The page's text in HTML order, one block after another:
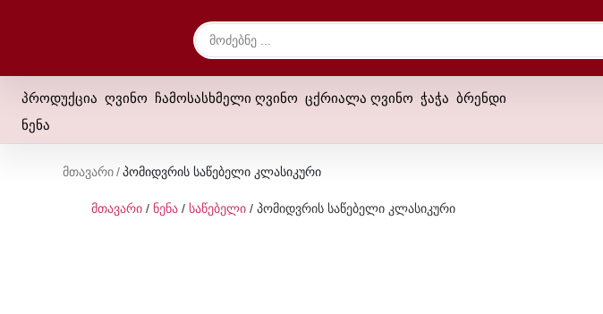
პროდუქცია ღვინო ჩამოსასხმელი ღვინო ცქრიალა ღვინო ჭაჭა ბრენდი
ნენა
Მთავარი/Პომიდვრის Საწებელი Კლასიკური
მთავარი / ნენა / საწებელი / პომიდვრის საწებელი კლასიკური